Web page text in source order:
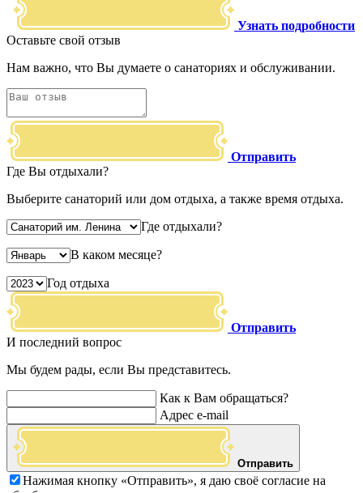
Узнать подробности
Оставьте свой отзыв
Нам важно, что Вы думаете о санаториях и обслуживании.
Отправить
Где Вы отдыхали?
Выберите санаторий или дом отдыха, а также время отдыха.
Где отдыхали?
В каком месяце?
Год отдыха
Отправить
И последний вопрос
Мы будем рады, если Вы представитесь.
Как к Вам обращаться?
Адрес e-mail
Отправить
Нажимая кнопку «Отправить», я даю своё согласие на